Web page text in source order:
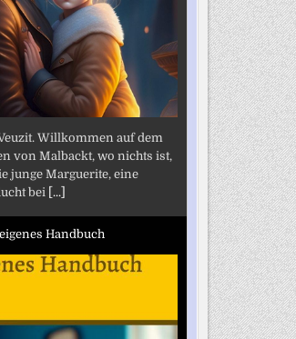
Willkommen auf dem
von Malbackt, wo nichts ist,
junge Marguerite, eine
bei [...]
Handbuch